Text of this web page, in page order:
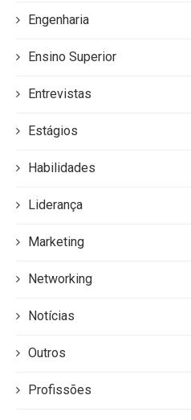
Engenharia
Ensino Superior
Entrevistas
Estágios
Habilidades
Liderança
Marketing
Networking
Notícias
Outros
Profissões